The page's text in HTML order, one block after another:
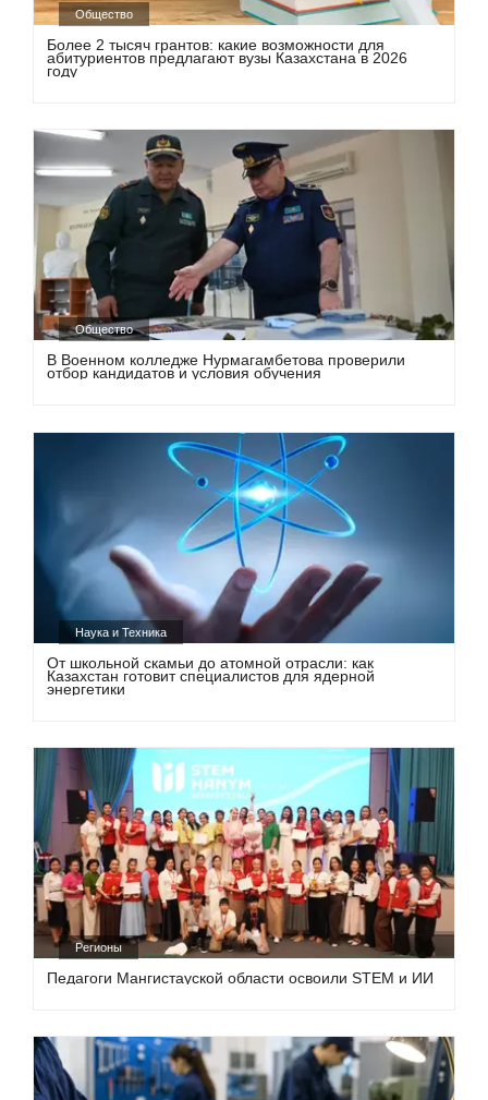
Общество
Более 2 тысяч грантов: какие возможности для
абитуриентов предлагают вузы Казахстана в 2026
году
Общество
В Военном колледже Нурмагамбетова проверили
отбор кандидатов и условия обучения
Наука и Техника
От школьной скамьи до атомной отрасли: как
Казахстан готовит специалистов для ядерной
энергетики
Регионы
Педагоги Мангистауской области освоили STEM и ИИ